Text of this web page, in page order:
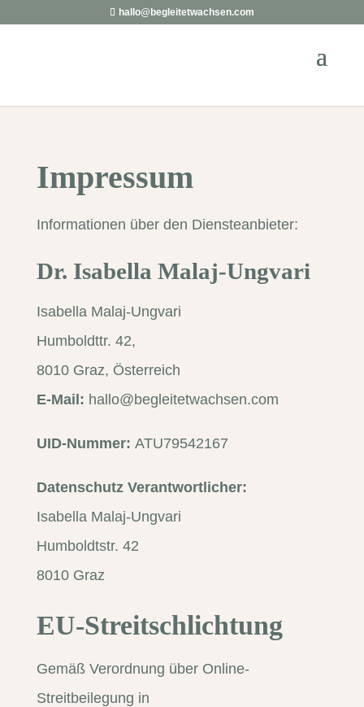
hallo@begleitetwachsen.com
Impressum
Informationen über den Diensteanbieter:
Dr. Isabella Malaj-Ungvari
Isabella Malaj-Ungvari
Humboldttr. 42,
8010 Graz, Österreich
E-Mail: hallo@begleitetwachsen.com
UID-Nummer: ATU79542167
Datenschutz Verantwortlicher:
Isabella Malaj-Ungvari
Humboldtstr. 42
8010 Graz
EU-Streitschlichtung
Gemäß Verordnung über Online-
Streitbeilegung in